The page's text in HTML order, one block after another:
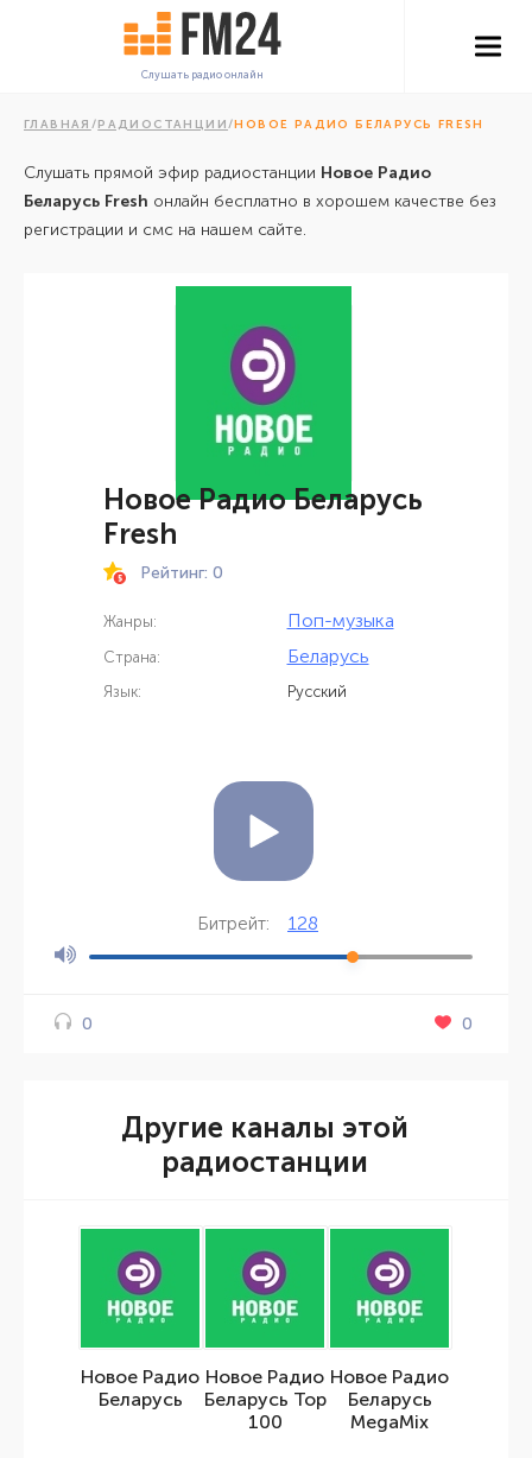
Слушать радио онлайн
ГЛАВНАЯ /РАДИОСТАНЦИИ/НОВОЕ РАДИО БЕЛАРУСЬ FRESH
Слушать прямой эфир радиостанции Новое Радио
Беларусь Fresh онлайн бесплатно в хорошем качестве без
регистрации и смс на нашем сайте.
Новое Радио Беларусь
Fresh
Рейтинг: 0
Жанры: Поп-музыка
Страна: Беларусь
Язык: Русский
Битрейт: 128
0 0
Другие каналы этой
радиостанции
Новое Радио
Беларусь
Новое Радио
Беларусь Top
100
Новое Радио
Беларусь
MegaMix